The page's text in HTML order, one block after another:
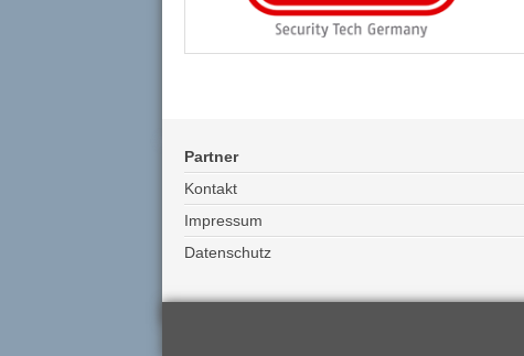
Partner
Kontakt
Impressum
Datenschutz